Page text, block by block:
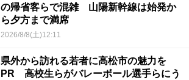
の帰省客らで混雑 山陽新幹線は始発か
ら夕方まで満席
2026/8/8(土)12:11
県外から訪れる若者に高松市の魅力を
PR 高校生らがバレーボール選手らにう